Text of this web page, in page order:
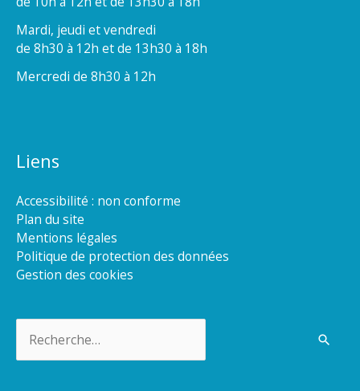
Mardi, jeudi et vendredi
de 8h30 à 12h et de 13h30 à 18h
Mercredi de 8h30 à 12h
Liens
Accessibilité : non conforme
Plan du site
Mentions légales
Politique de protection des données
Gestion des cookies